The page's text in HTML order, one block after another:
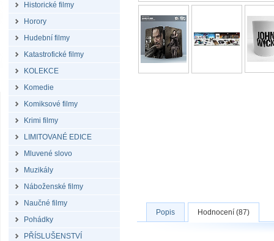
Historické filmy
Horory
Hudební filmy
Katastrofické filmy
KOLEKCE
Komedie
Komiksové filmy
Krimi filmy
LIMITOVANÉ EDICE
Mluvené slovo
Muzikály
Náboženské filmy
Naučné filmy
Pohádky
PŘÍSLUŠENSTVÍ
Popis Hodnocení (87)